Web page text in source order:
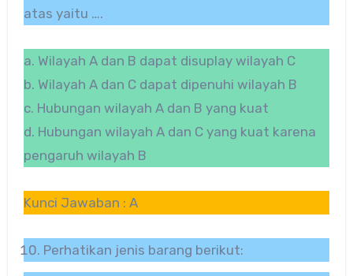
atas yaitu ….
a. Wilayah A dan B dapat disuplay wilayah C
b. Wilayah A dan C dapat dipenuhi wilayah B
c. Hubungan wilayah A dan B yang kuat
d. Hubungan wilayah A dan C yang kuat karena
pengaruh wilayah B
Kunci Jawaban : A
Perhatikan jenis barang berikut: